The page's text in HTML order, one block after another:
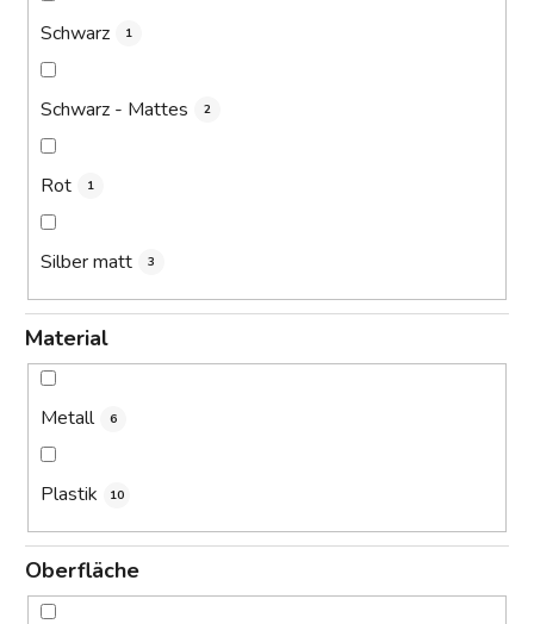
Schwarz 1
Schwarz - Mattes 2
Rot 1
Silber matt 3
Material
Metall 6
Plastik 10
Oberfläche